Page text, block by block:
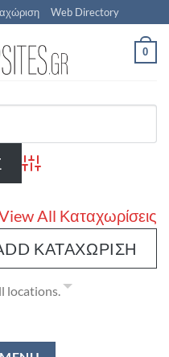
Web Directory
0
Advanced Search
All Καταχωρίσεις
ΚΑΤΑΧΏΡΙΣΗ
locations.